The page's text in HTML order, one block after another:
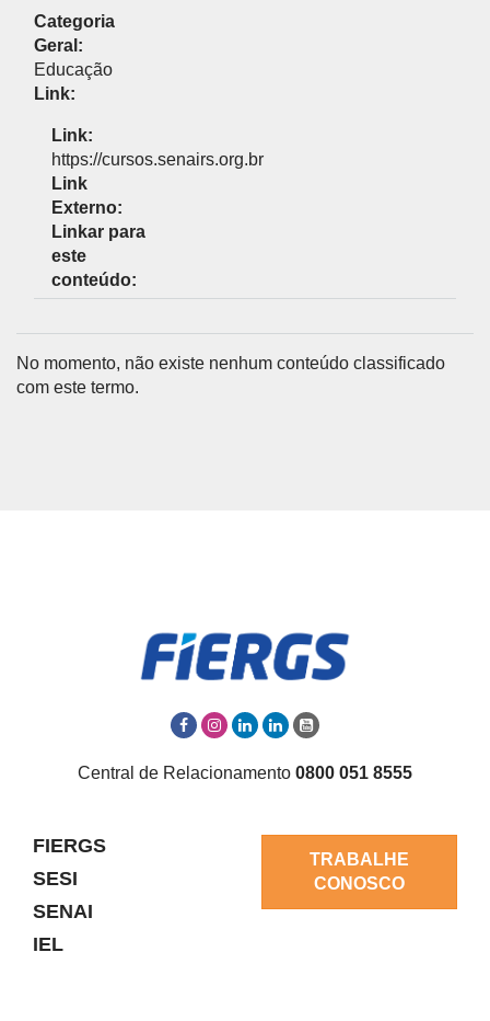
Categoria
Geral:
Educação
Link:
Link:
https://cursos.senairs.org.br
Link
Externo:
Linkar para
este
conteúdo:
No momento, não existe nenhum conteúdo classificado
com este termo.
Central de Relacionamento 0800 051 8555
FIERGS
SESI
SENAI
IEL
TRABALHE
CONOSCO